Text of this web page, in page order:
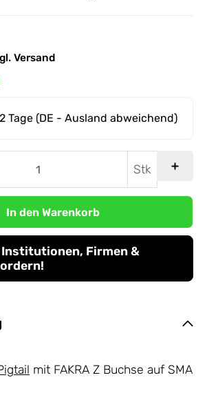
Versand
Tage (DE - Ausland abweichend)
Stk
In den Warenkorb
Firmen &
mit FAKRA Z Buchse auf SMA